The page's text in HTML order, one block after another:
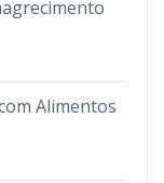
Alimentos